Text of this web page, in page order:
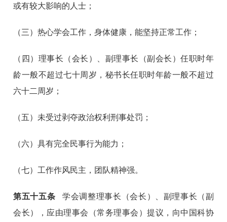
或有较大影响的人士；
（三）热心学会工作，身体健康，能坚持正常工作；
（四）理事长（会长）、副理事长（副会长）任职时年
龄一般不超过七十周岁，秘书长任职时年龄一般不超过
六十二周岁；
（五）未受过剥夺政治权利刑事处罚；
（六）具有完全民事行为能力；
（七）工作作风民主，团队精神强。
第五十五条学会调整理事长（会长）、副理事长（副
会长），应由理事会（常务理事会）提议，向中国科协